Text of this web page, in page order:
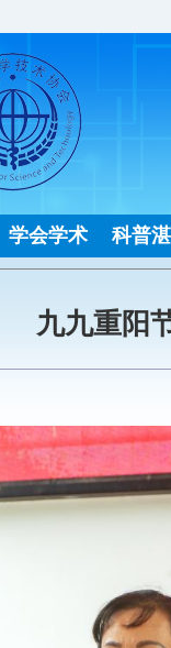
学会学术 科普
九九重阳